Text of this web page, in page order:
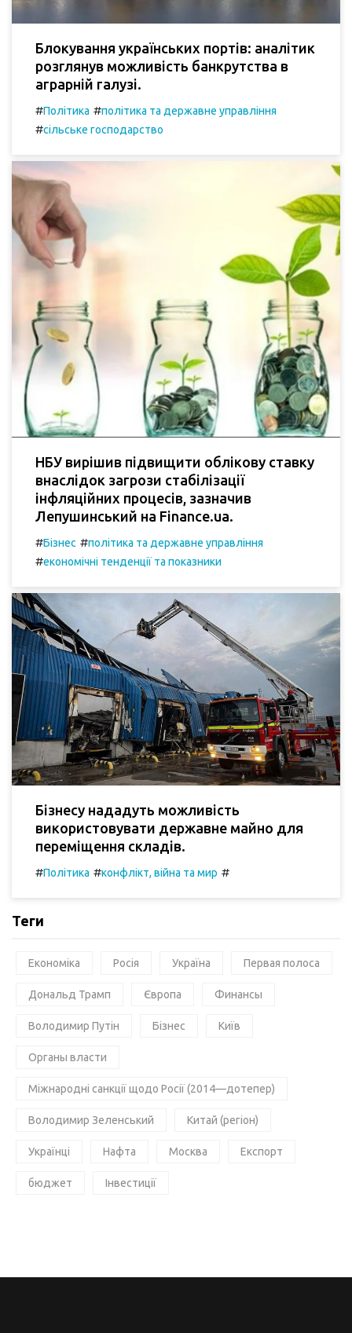
Блокування українських портів: аналітик
розглянув можливість банкрутства в
аграрній галузі.
#Політика #політика та державне управління
#сільське господарство
НБУ вирішив підвищити облікову ставку
внаслідок загрози стабілізації
інфляційних процесів, зазначив
Лепушинський на Finance.ua.
#Бізнес #політика та державне управління
#економічні тенденції та показники
Бізнесу нададуть можливість
використовувати державне майно для
переміщення складів.
#Політика #конфлікт, війна та мир #
Теги
Економіка Росія Україна Первая полоса
Дональд Трамп Європа Финансы
Володимир Путін Бізнес Київ
Органы власти
Міжнародні санкції щодо Росії (2014—дотепер)
Володимир Зеленський Китай (регіон)
Українці Нафта Москва Експорт
бюджет Інвестиції